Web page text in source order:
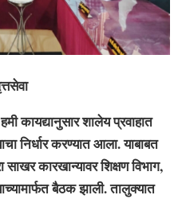
काय‌द्यानुसार शालेय प्रवाहात
निर्धार करण्यात आला. याबाबत
कारखान्यावर शिक्षण विभाग,
बैठक झाली. तालुक्यात